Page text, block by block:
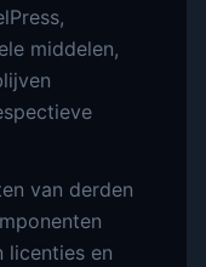
middelen,
van derden
licenties en